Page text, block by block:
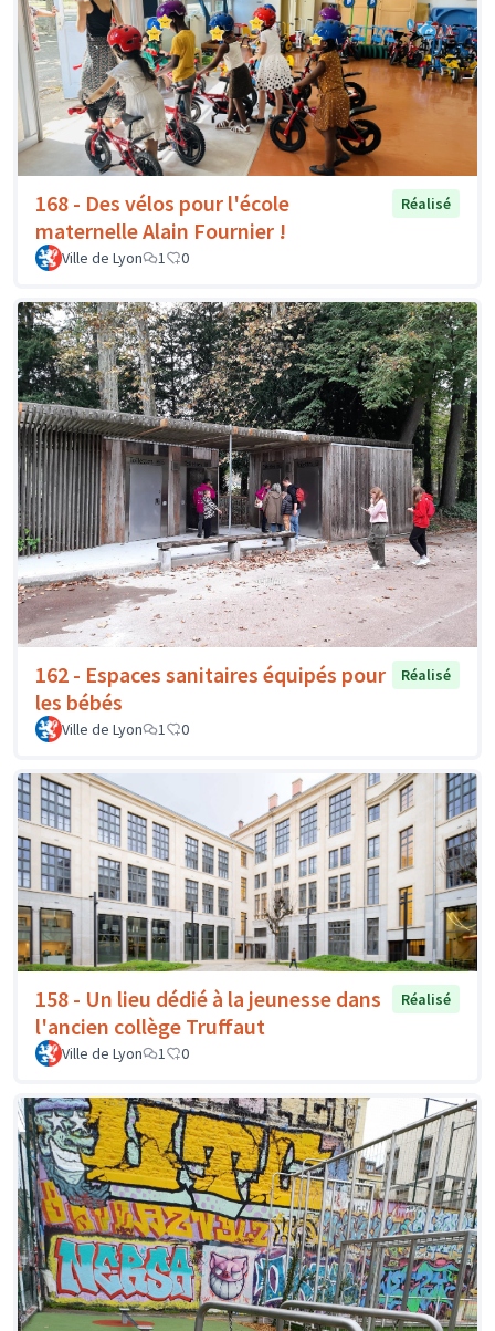
168 - Des vélos pour l'école
maternelle Alain Fournier !
Réalisé
Ville de Lyon 1 0
162 - Espaces sanitaires équipés pour
les bébés
Réalisé
Ville de Lyon 1 0
158 - Un lieu dédié à la jeunesse dans
l'ancien collège Truffaut
Réalisé
Ville de Lyon 1 0